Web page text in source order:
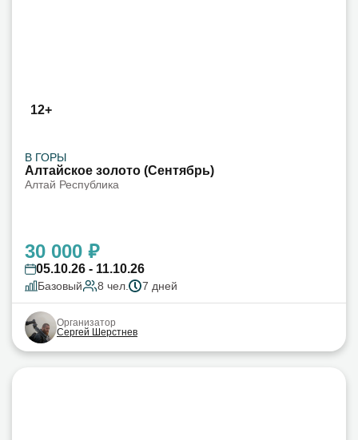
12+
В ГОРЫ
Алтайское золото (Сентябрь)
Алтай Республика
30 000 ₽
05.10.26 - 11.10.26
Базовый 8 чел. 7 дней
Организатор
Сергей Шерстнев